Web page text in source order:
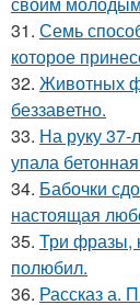
31. Семь
которое
32. Животных
беззаветно.
33. На руку 37-
упала
34. Бабочки
настоящая
35. Три фразы,
полюбил.
36. Рассказ а.